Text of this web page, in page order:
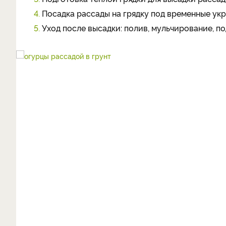
4. Посадка рассады на грядку под временные
5. Уход после высадки: полив, мульчирование,